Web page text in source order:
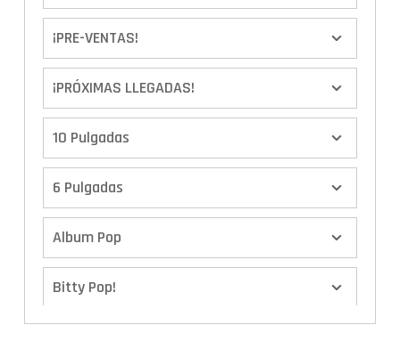
¡PRE-VENTAS!
¡PRÓXIMAS LLEGADAS!
10 Pulgadas
6 Pulgadas
Album Pop
Bitty Pop!